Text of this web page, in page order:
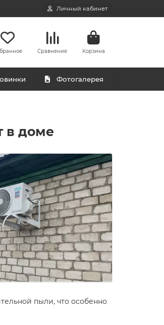
Личный кабинет
Сравнение Корзина
Фотогалерея
в доме
пыли, что особенно